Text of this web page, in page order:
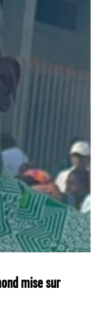
mise sur